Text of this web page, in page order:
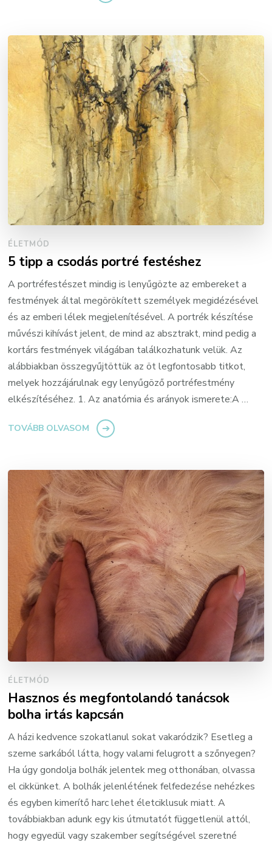
ÉLETMÓD
5 tipp a csodás portré festéshez
A portréfestészet mindig is lenyűgözte az embereket a
festmények által megörökített személyek megidézésével
és az emberi lélek megjelenítésével. A portrék készítése
művészi kihívást jelent, de mind az absztrakt, mind pedig a
kortárs festmények világában találkozhatunk velük. Az
alábbiakban összegyűjtöttük az öt legfontosabb titkot,
melyek hozzájárulnak egy lenyűgöző portréfestmény
elkészítéséhez. 1. Az anatómia és arányok ismerete:A …
TOVÁBB OLVASOM
ÉLETMÓD
Hasznos és megfontolandó tanácsok
bolha irtás kapcsán
A házi kedvence szokatlanul sokat vakaródzik? Esetleg a
szeme sarkából látta, hogy valami felugrott a szőnyegen?
Ha úgy gondolja bolhák jelentek meg otthonában, olvassa
el cikkünket. A bolhák jelenlétének felfedezése nehézkes
és egyben kimerítő harc lehet életciklusuk miatt. A
továbbiakban adunk egy kis útmutatót függetlenül attól,
hogy egyedül vagy szakember segítségével szeretné